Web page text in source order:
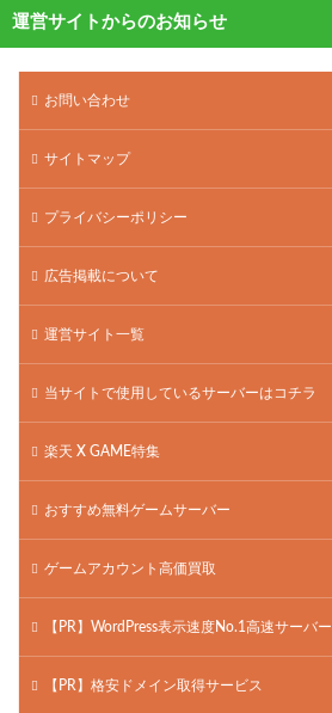
運営サイトからのお知らせ
お問い合わせ
サイトマップ
プライバシーポリシー
広告掲載について
運営サイト一覧
当サイトで使用しているサーバーはコチラ
楽天 X GAME特集
おすすめ無料ゲームサーバー
ゲームアカウント高価買取
【PR】WordPress表示速度No.1高速サーバー
【PR】格安ドメイン取得サービス